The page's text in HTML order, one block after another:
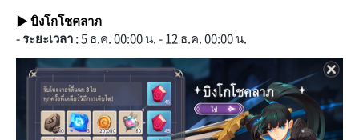
▶ บิงโกโชคลาภ
- ระยะเวลา :5 ธ.ค. 00:00 น. - 12 ธ.ค. 00:00 น.